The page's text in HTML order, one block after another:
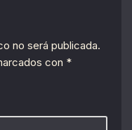
no será publicada.
con *